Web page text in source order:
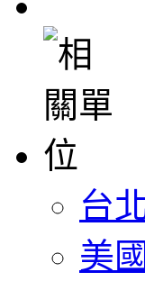
台
美